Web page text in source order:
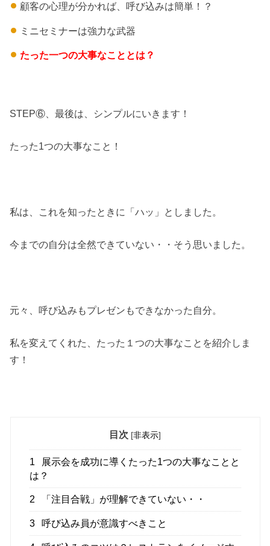
顧客の心理が分かれば、呼び込みは簡単！？
ミニセミナーは強力な武器
たった一つの大事なこととは？
STEP⑥、最後は、シンプルにいきます！
たった1つの大事なこと！
私は、これを知ったときに「ハッ」としました。
今までの自分は全然できていない・・そう思いました。
元々、呼び込みもプレゼンもできなかった自分。
私を変えてくれた、たった１つの大事なことを紹介しま
す！
目次 [非表示]
1
展示会を成功に導くたった1つの大事なことと
は？
2 「注目合戦」が理解できていない・・
3 呼び込み員が意識すべきこと